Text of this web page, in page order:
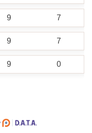
9 7
9 7
9 0